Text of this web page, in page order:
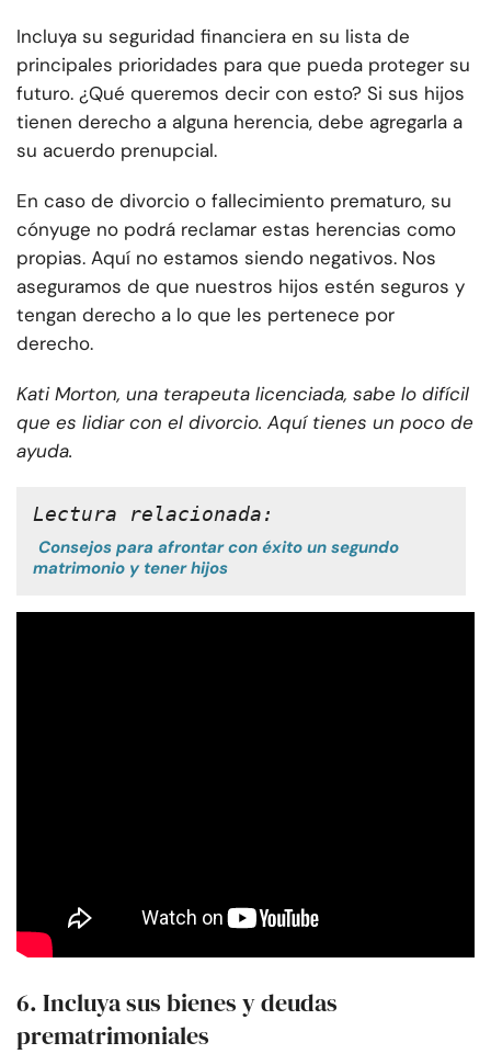
Incluya su seguridad financiera en su lista de
principales prioridades para que pueda proteger su
futuro. ¿Qué queremos decir con esto? Si sus hijos
tienen derecho a alguna herencia, debe agregarla a
su acuerdo prenupcial.
En caso de divorcio o fallecimiento prematuro, su
cónyuge no podrá reclamar estas herencias como
propias. Aquí no estamos siendo negativos. Nos
aseguramos de que nuestros hijos estén seguros y
tengan derecho a lo que les pertenece por
derecho.
Kati Morton, una terapeuta licenciada, sabe lo difícil
que es lidiar con el divorcio. Aquí tienes un poco de
ayuda.
Lectura relacionada:
Consejos para afrontar con éxito un segundo
matrimonio y tener hijos
6. Incluya sus bienes y deudas
prematrimoniales